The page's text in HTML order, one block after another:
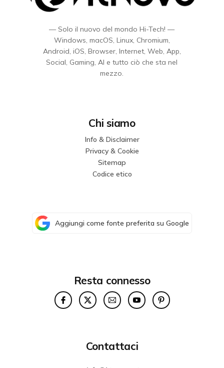
— Solo il nuovo del mondo Hi-Tech! —
Windows, macOS, Linux, Chromium,
Android, iOS, Browser, Internet, Web, App,
Social, Gaming, AI e tutto ciò che sta nel
mezzo.
Chi siamo
Info & Disclaimer
Privacy & Cookie
Sitemap
Codice etico
Aggiungi come fonte preferita su Google
Resta connesso
Contattaci